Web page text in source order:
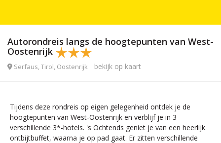
Autorondreis langs de hoogtepunten van West-
Oostenrijk
Serfaus, Tirol, Oostenrijk bekijk op kaart
Tijdens deze rondreis op eigen gelegenheid ontdek je de
hoogtepunten van West-Oostenrijk en verblijf je in 3
verschillende 3*-hotels. 's Ochtends geniet je van een heerlijk
ontbijtbuffet, waarna je op pad gaat. Er zitten verschillende